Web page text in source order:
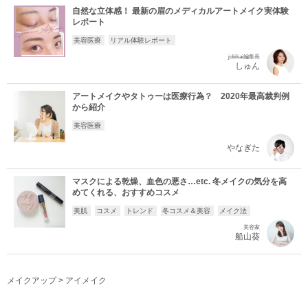
自然な立体感！ 最新の眉のメディカルアートメイク実体験
レポート
美容医療 リアル体験レポート
jobikai編集長
しゅん
アートメイクやタトゥーは医療行為？ 2020年最高裁判例
から紹介
美容医療
やなぎた
マスクによる乾燥、血色の悪さ…etc. 冬メイクの気分を高
めてくれる、おすすめコスメ
美肌 コスメ トレンド 冬コスメ＆美容 メイク法
美容家
船山葵
メイクアップ> アイメイク